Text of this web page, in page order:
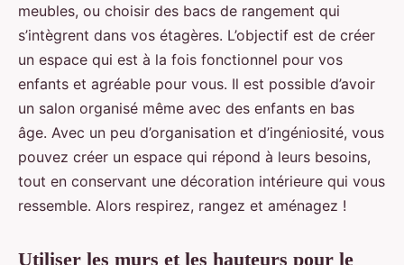
meubles, ou choisir des bacs de rangement qui
s’intègrent dans vos étagères. L’objectif est de créer
un espace qui est à la fois fonctionnel pour vos
enfants et agréable pour vous. Il est possible d’avoir
un salon organisé même avec des enfants en bas
âge. Avec un peu d’organisation et d’ingéniosité, vous
pouvez créer un espace qui répond à leurs besoins,
tout en conservant une décoration intérieure qui vous
ressemble. Alors respirez, rangez et aménagez !
Utiliser les murs et les hauteurs pour le